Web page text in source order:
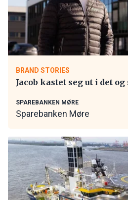
BRAND STORIES
Jacob kastet seg ut i det
SPAREBANKEN MØRE
Sparebanken Møre